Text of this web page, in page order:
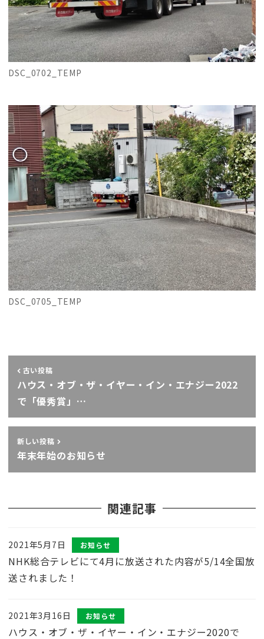
DSC_0702_TEMP
DSC_0705_TEMP
古い投稿
ハウス・オブ・ザ・イヤー・イン・エナジー2022
で「優秀賞」…
新しい投稿
年末年始のお知らせ
関連記事
NHK総合テレビにて4月に放送された内容が5/14全国放
送されました！
2021年5月7日 お知らせ
ハウス・オブ・ザ・イヤー・イン・エナジー2020で
2021年3月16日 お知らせ